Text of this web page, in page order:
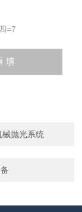
=7
械抛光系统